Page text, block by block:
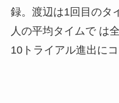
録。渡辺は1回目のタ
人の平均タイムで は
10トライアル進出にコ